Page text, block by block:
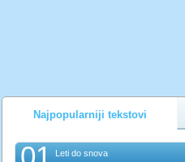
Najpopularniji tekstovi
Leti do snova